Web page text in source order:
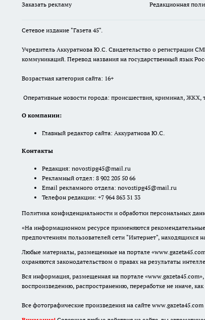
Заказать рекламу Редакционная
Сетевое издание "Газета 45".
Учредитель Аккуратнова Ю.С. Свидетельство о регистрации
коммуникаций. Перевод названия на государственный язык
Возрастная категория сайта: 16+
Оперативные новости города: происшествия, криминал, ЖКХ,
О компании:
Главный редактор сайта: Аккуратнова Ю.С.
Контакты
Редакция: novostipg45@mail.ru
Рекламный отдел: 8 902 205 50 66
Email рекламного отдела: novostipg45@mail.ru
Телефон редакции: +7 964 863 31 33
Политика конфиденциальности и обработки персональных
«На информационном ресурсе применяются
предпочтениям пользователей сети "Интернет", находящихся
Любые материалы, размещенные на портале
охраняются законодательством о правах на результаты
Вся информация, размещенная на портале
воспроизведению, распространению, переработке не иначе,
Все фотографические произведения на сайте